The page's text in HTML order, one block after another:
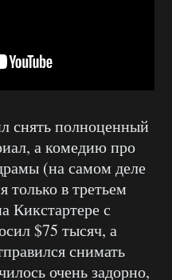
снять полноценный
а комедию про
(на самом деле
только в третьем
Кикстартере с
$75 тысяч, а
снимать
очень задорно,